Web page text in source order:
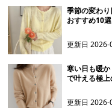
季節の変わ
おすすめ10選
更新日2026-
寒い日も暖
で叶える極
更新日2026-